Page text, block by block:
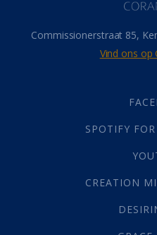
Gebed(87)
Die
God(392)
Afgode
Almag(1)
Commissionerstraat 85,
Vind ons op
SPOTIFY
CREATION